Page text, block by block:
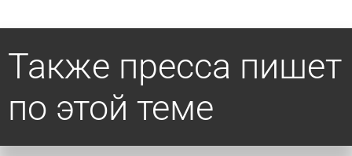
Также пресса пишет
по этой теме